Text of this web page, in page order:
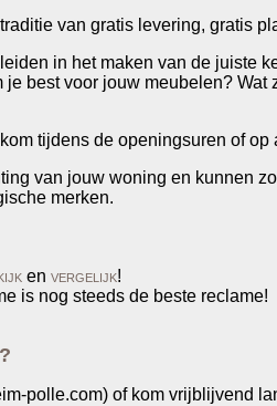
van gratis levering, gratis
in het maken van de juiste
best voor jouw meubelen?
tijdens de openingsuren of
van jouw woning en kunnen
merken.
en vergelijk!
is nog steeds de beste reclame!
polle.com) of kom vrijblijvend